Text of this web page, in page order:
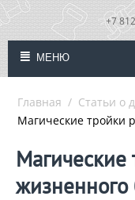
+7
МЕНЮ
Главная / Статьи о
Магические тройки
Магические
жизненного